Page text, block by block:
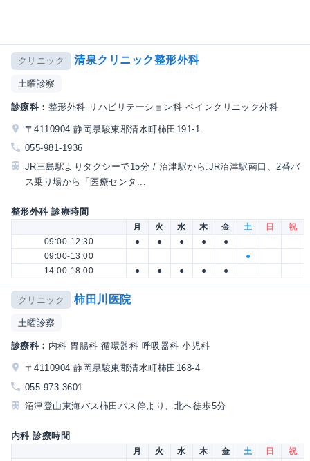
クリニック 清泉クリニック整形外科
土曜診察
診療科： 整形外科 リハビリテーション科 ペインクリニック外科
〒4110904 静岡県駿東郡清水町柿田191-1
055-981-1936
JR三島駅よりタクシーで15分 / 沼津駅から:JR沼津駅南口、2番バ
ス乗り場から「医療センタ...
整形外科 診療時間
月 火 水 木 金 土 日
祝
09:00-12:30
● ● ● ●
●
09:00-13:00
●
14:00-18:00
● ● ● ● ●
クリニック 柿田川医院
土曜診察
診療科： 内科 胃腸科 循環器科 呼吸器科 小児科
〒4110904 静岡県駿東郡清水町柿田168-4
055-973-3601
沼津登山東海バス柿田バス停より、北へ徒歩5分
内科 診療時間
月 火 水 木 金 土 日
祝